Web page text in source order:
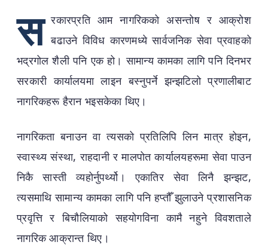
स रकारप्रति आम नागरिकको असन्तोष र आक्रोश
बढाउने विविध कारणमध्ये सार्वजनिक सेवा प्रवाहको
भद्रगोल शैली पनि एक हो। सामान्य कामका लागि पनि दिनभर
सरकारी कार्यालयमा लाइन बस्नुपर्ने झन्झटिलो प्रणालीबाट
नागरिकहरू हैरान भइसकेका थिए।
नागरिकता बनाउन वा त्यसको प्रतिलिपि लिन मात्र होइन,
स्वास्थ्य संस्था, राहदानी र मालपोत कार्यालयहरूमा सेवा पाउन
निकै सास्ती व्यहोर्नुपर्थ्यो। एकातिर सेवा लिनै झन्झट,
त्यसमाथि सामान्य कामका लागि पनि हप्तौँ झुलाउने प्रशासनिक
प्रवृत्ति र बिचौलियाको सहयोगविना कामै नहुने विवशताले
नागरिक आक्रान्त थिए।